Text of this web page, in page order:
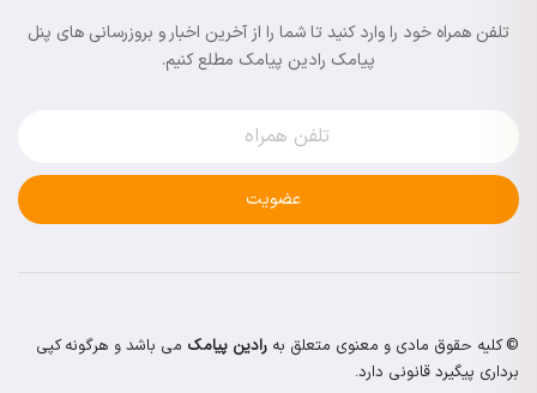
تلفن همراه خود را وارد کنید تا شما را از آخرین اخبار و بروزرسانی های پنل
پیامک رادین پیامک مطلع کنیم.
عضویت
© کلیه حقوق مادی و معنوی متعلق به رادین پیامک می باشد و هرگونه کپی
برداری پیگیرد قانونی دارد.